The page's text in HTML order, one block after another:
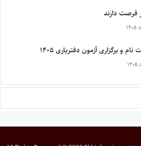
فرصت دارند
نام و برگزاری آزمون دفتریاری ۱۴۰۵